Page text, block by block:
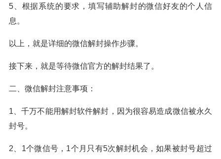
5、根据系统的要求，填写辅助解封的微信好友的个人信
息。
以上，就是详细的微信解封操作步骤。
接下来，就是等待微信官方的解封结果了。
二、微信解封注意事项：
1、千万不能用解封软件解封，因为很容易造成微信被永久
封号。
2、1个微信号，1个月只有5次解封机会，如果被封号超过